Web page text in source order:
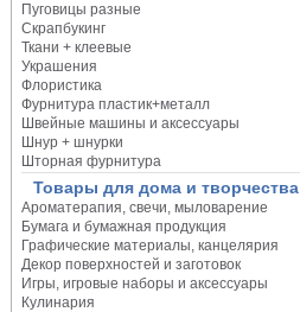
Пуговицы разные
Скрапбукинг
Ткани + клеевые
Украшения
Флористика
Фурнитура пластик+металл
Швейные машины и аксессуары
Шнур + шнурки
Шторная фурнитура
Товары для дома и творчества
Ароматерапия, свечи, мыловарение
Бумага и бумажная продукция
Графические материалы, канцелярия
Декор поверхностей и заготовок
Игры, игровые наборы и аксессуары
Кулинария